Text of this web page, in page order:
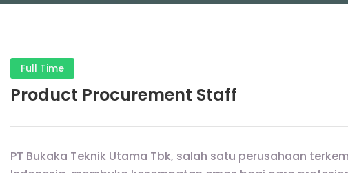
Full Time
Product Procurement Staff
PT Bukaka Teknik Utama Tbk, salah satu perusahaan